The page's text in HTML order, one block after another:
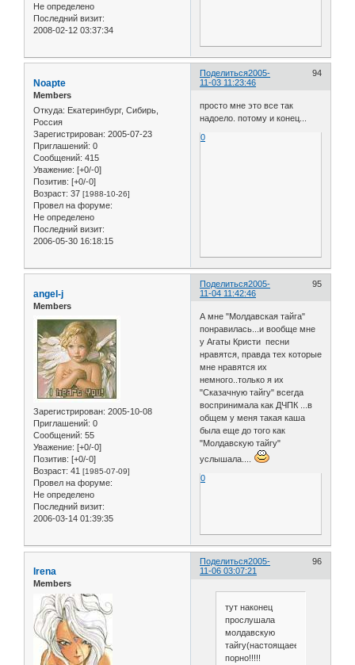
Не определено
Последний визит:
2008-02-12 03:37:34
Поделиться 94
2005-
11-03 11:23:46
Noapte
Members
Откуда: Екатеринбург, Сибирь,
Россия
Зарегистрирован: 2005-07-23
Приглашений: 0
Сообщений: 415
Уважение: [+0/-0]
Позитив: [+0/-0]
Возраст: 37 [1988-10-26]
Провел на форуме:
Не определено
Последний визит:
2006-05-30 16:18:15
просто мне это все так
надоело. потому и конец...
0
Поделиться 95
2005-
11-04 11:42:46
angel-j
Members
Зарегистрирован: 2005-10-08
Приглашений: 0
Сообщений: 55
Уважение: [+0/-0]
Позитив: [+0/-0]
Возраст: 41 [1985-07-09]
Провел на форуме:
Не определено
Последний визит:
2006-03-14 01:39:35
А мне "Молдавская тайга"
понравилась...и вообще мне
у Агаты Кристи песни
нравятся, правда тех которые
мне нравятся их
немного..только я их
"Сказачную тайгу" всегда
воспринимала как ДЧПК ...в
общем у меня такая каша
была еще до того как
"Молдавскую тайгу"
услышала....
0
Поделиться 96
2005-
11-06 03:07:21
Irena
Members
тут наконец
прослушала
молдавскую
тайгу(настоящаее
порно!!!!!